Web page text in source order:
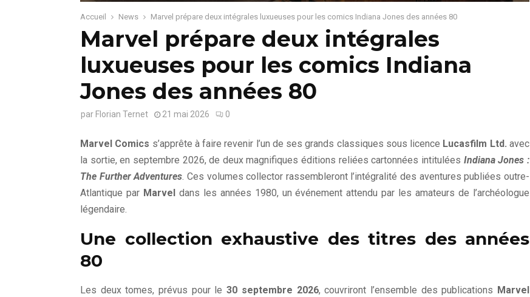
Accueil News Marvel prépare deux intégrales luxueuses pour les comics Indiana Jones des années 80
Marvel prépare deux intégrales
luxueuses pour les comics Indiana
Jones des années 80
par Florian Ternet 21 mai 2026 0
Marvel Comics s’apprête à faire revenir l’un de ses grands classiques sous licence Lucasfilm Ltd. avec
la sortie, en septembre 2026, de deux magnifiques éditions reliées cartonnées intitulées Indiana Jones :
The Further Adventures. Ces volumes collector rassembleront l’intégralité des aventures publiées outre-
Atlantique par Marvel dans les années 1980, un événement attendu par les amateurs de l’archéologue
légendaire.
Une collection exhaustive des titres des années
80
Les deux tomes, prévus pour le30 septembre 2026, couvriront l’ensemble des publications Marvel